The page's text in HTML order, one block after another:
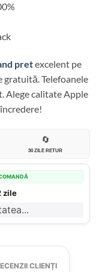
pretexcelent pe
gratuită. Telefoanele
Alege calitate Apple
🔄
30 ZILE RETUR
zile
CLIENȚI